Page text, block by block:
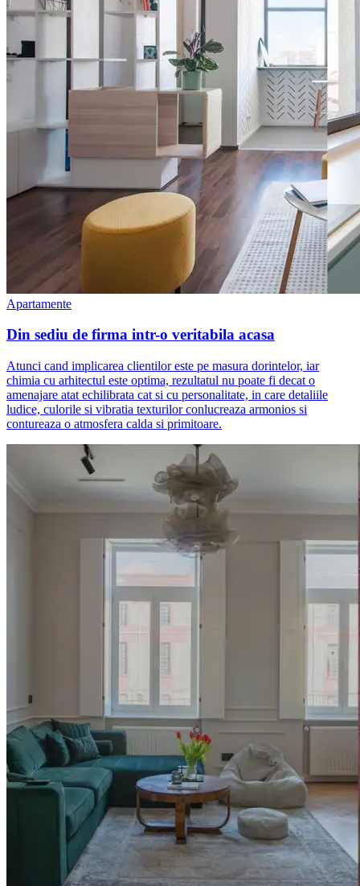
Apartamente
Din sediu de firma intr-o veritabila acasa
Atunci cand implicarea clientilor este pe masura dorintelor, iar
chimia cu arhitectul este optima, rezultatul nu poate fi decat o
amenajare atat echilibrata cat si cu personalitate, in care detaliile
ludice, culorile si vibratia texturilor conlucreaza armonios si
contureaza o atmosfera calda si primitoare.